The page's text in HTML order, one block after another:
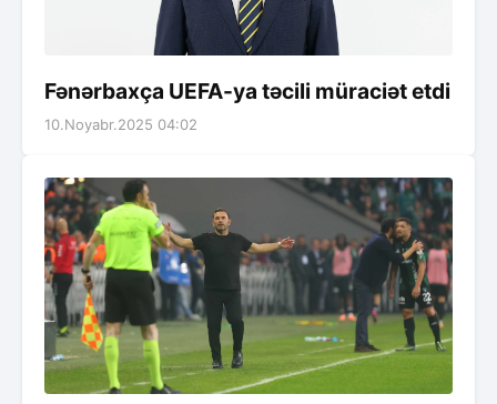
Fənərbaxça UEFA-ya təcili müraciət etdi
10.Noyabr.2025 04:02